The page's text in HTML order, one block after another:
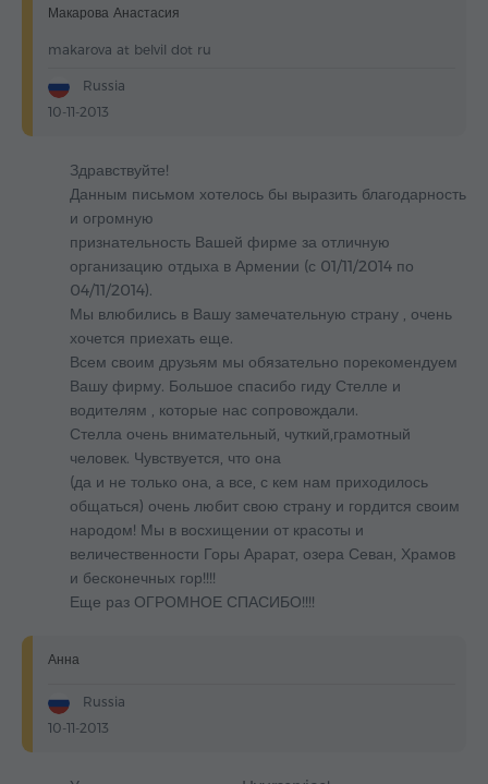
Макарова Анастасия
makarova at belvil dot ru
Russia
10-11-2013
Здравствуйте!
Данным письмом хотелось бы выразить благодарность
и огромную
признательность Вашей фирме за отличную
организацию отдыха в Армении (с 01/11/2014 по
04/11/2014).
Мы влюбились в Вашу замечательную страну , очень
хочется приехать еще.
Всем своим друзьям мы обязательно порекомендуем
Вашу фирму. Большое спасибо гиду Стелле и
водителям , которые нас сопровождали.
Стелла очень внимательный, чуткий,грамотный
человек. Чувствуется, что она
(да и не только она, а все, с кем нам приходилось
общаться) очень любит свою страну и гордится своим
народом! Мы в восхищении от красоты и
величественности Горы Арарат, озера Севан, Храмов
и бесконечных гор!!!!
Еще раз ОГРОМНОЕ СПАСИБО!!!!
Анна
Russia
10-11-2013